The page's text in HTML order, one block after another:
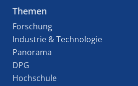
Themen
Forschung
Industrie & Technologie
Panorama
DPG
Hochschule